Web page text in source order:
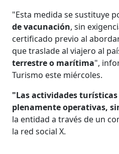
"Esta medida se sustituye
de vacunación, sin
certificado previo al
que traslade al viajero al
terrestre o marítima",
Turismo este miércoles.
"Las actividades turísticas
plenamente operativas,
la entidad a través de un
la red social X.